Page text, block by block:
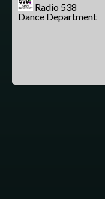
Radio 538
Dance Department